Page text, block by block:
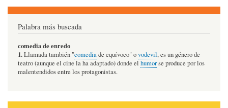
Palabra más buscada
comedia de enredo
1.Llamada también "comediade equívoco" ovodevil, es un género de
teatro (aunque el cine la ha adaptado) donde el humorse produce por los
malentendidos entre los protagonistas.